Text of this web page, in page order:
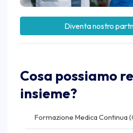
Diventa nostro
Cosa possiamo
insieme?
Formazione Medica Continua